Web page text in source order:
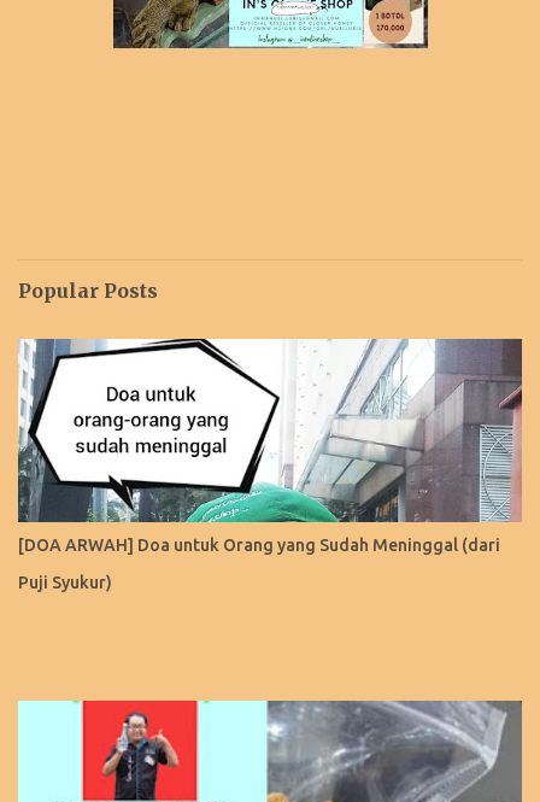
Popular Posts
[DOA ARWAH] Doa untuk Orang yang Sudah Meninggal (dari
Puji Syukur)